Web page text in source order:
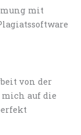
mit
von der
auf die